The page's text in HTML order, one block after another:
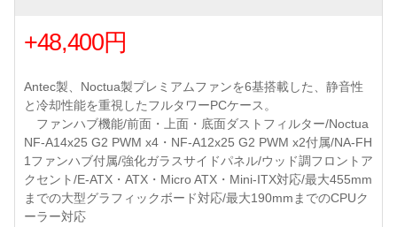
+48,400円
Antec製、Noctua製プレミアムファンを6基搭載した、静音性
と冷却性能を重視したフルタワーPCケース。
ファンハブ機能/前面・上面・底面ダストフィルター/Noctua
NF-A14x25 G2 PWM x4・NF-A12x25 G2 PWM x2付属/NA-FH
1ファンハブ付属/強化ガラスサイドパネル/ウッド調フロントア
クセント/E-ATX・ATX・Micro ATX・Mini-ITX対応/最大455mm
までの大型グラフィックボード対応/最大190mmまでのCPUク
ーラー対応